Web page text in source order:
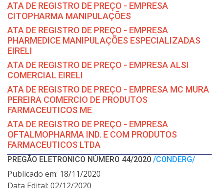
ATA DE REGISTRO DE PREÇO - EMPRESA
CITOPHARMA MANIPULAÇÕES
ATA DE REGISTRO DE PREÇO - EMPRESA
PHARMEDICE MANIPULAÇÕES ESPECIALIZADAS
EIRELI
ATA DE REGISTRO DE PREÇO - EMPRESA ALSI
COMERCIAL EIRELI
ATA DE REGISTRO DE PREÇO - EMPRESA MC MURA
PEREIRA COMERCIO DE PRODUTOS
FARMACEUTICOS ME
ATA DE REGISTRO DE PREÇO - EMPRESA
OFTALMOPHARMA IND. E COM PRODUTOS
FARMACEUTICOS LTDA
PREGÃO ELETRONICO NÚMERO 44/2020 /CONDERG/
Publicado em: 18/11/2020
Data Edital: 02/12/2020